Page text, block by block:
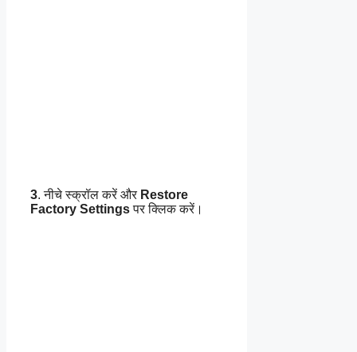
3. नीचे स्क्रॉल करें और Restore
Factory Settingsपर क्लिक करें।